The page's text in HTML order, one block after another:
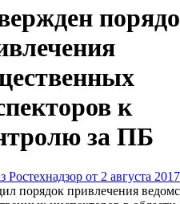
к
за ПБ
Ростехнадзор от 2 августа
порядок привлечения